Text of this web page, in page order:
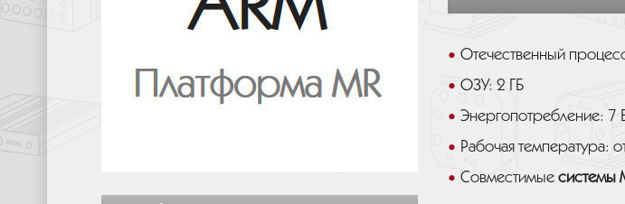
Отечественный
ОЗУ: 2 ГБ
Энергопотребление: 7
Рабочая температура:
Совместимые системы